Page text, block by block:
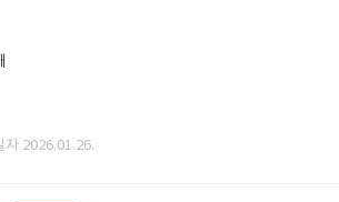
자 2026.01.26.